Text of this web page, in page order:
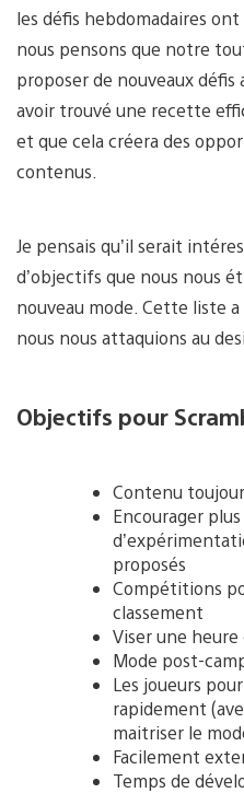
les défis hebdomadaires
nous pensons que notre
proposer de nouveaux défis
avoir trouvé une recette
et que cela créera des
contenus.
Je pensais qu’il serait
d’objectifs que nous nous
nouveau mode. Cette liste
nous nous attaquions au
Objectifs pour
Contenu
Encourager
proposés
Compétitions
classement
Viser une heure
Mode post-
Les joueurs
rapidement
maitriser le
Facilement
Temps de